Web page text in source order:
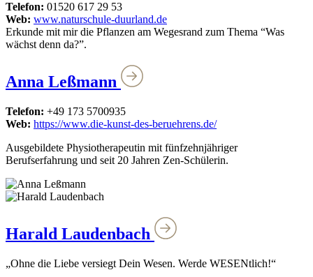
Telefon: 01520 617 29 53
Web: www.naturschule-duurland.de
Erkunde mit mir die Pflanzen am Wegesrand zum Thema “Was
wächst denn da?”.
Anna Leßmann
Telefon: +49 173 5700935
Web: https://www.die-kunst-des-beruehrens.de/
Ausgebildete Physiotherapeutin mit fünfzehnjähriger
Berufserfahrung und seit 20 Jahren Zen-Schülerin.
Harald Laudenbach
„Ohne die Liebe versiegt Dein Wesen. Werde WESENtlich!“